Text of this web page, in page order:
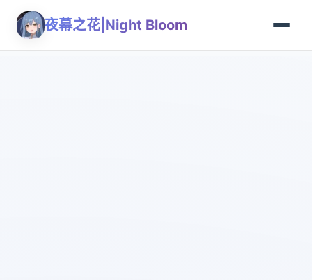
夜幕之花|Night Bloom